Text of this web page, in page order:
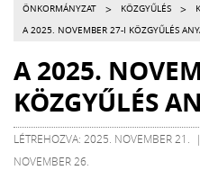
ÖNKORMÁNYZAT > KÖZGYŰLÉS >
A 2025. NOVEMBER 27-I KÖZGYŰLÉS
A 2025.
KÖZGYŰLÉS
LÉTREHOZVA: 2025. NOVEMBER 21.
NOVEMBER 26.